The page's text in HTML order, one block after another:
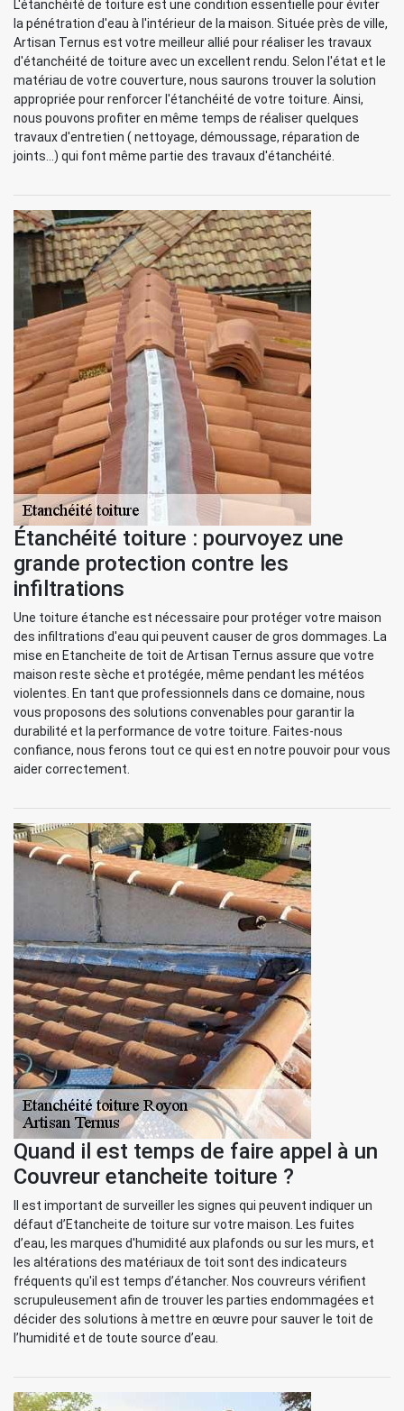
L'étanchéité de toiture est une condition essentielle pour éviter
la pénétration d'eau à l'intérieur de la maison. Située près de ville,
Artisan Ternus est votre meilleur allié pour réaliser les travaux
d'étanchéité de toiture avec un excellent rendu. Selon l'état et le
matériau de votre couverture, nous saurons trouver la solution
appropriée pour renforcer l'étanchéité de votre toiture. Ainsi,
nous pouvons profiter en même temps de réaliser quelques
travaux d'entretien ( nettoyage, démoussage, réparation de
joints...) qui font même partie des travaux d'étanchéité.
Étanchéité toiture : pourvoyez une
grande protection contre les
infiltrations
Une toiture étanche est nécessaire pour protéger votre maison
des infiltrations d'eau qui peuvent causer de gros dommages. La
mise en Etancheite de toit de Artisan Ternus assure que votre
maison reste sèche et protégée, même pendant les météos
violentes. En tant que professionnels dans ce domaine, nous
vous proposons des solutions convenables pour garantir la
durabilité et la performance de votre toiture. Faites-nous
confiance, nous ferons tout ce qui est en notre pouvoir pour vous
aider correctement.
Quand il est temps de faire appel à un
Couvreur etancheite toiture ?
Il est important de surveiller les signes qui peuvent indiquer un
défaut d’Etancheite de toiture sur votre maison. Les fuites
d’eau, les marques d'humidité aux plafonds ou sur les murs, et
les altérations des matériaux de toit sont des indicateurs
fréquents qu'il est temps d’étancher. Nos couvreurs vérifient
scrupuleusement afin de trouver les parties endommagées et
décider des solutions à mettre en œuvre pour sauver le toit de
l’humidité et de toute source d’eau.